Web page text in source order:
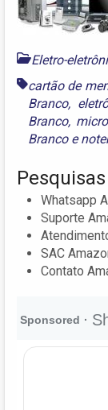
Eletro-
cartão de
Branco,
Branco,
Brancoe
Whatsapp
Suporte
SAC
Contato